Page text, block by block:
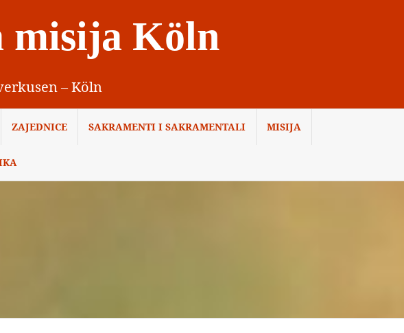
misija Köln
– Köln
ZAJEDNICE SAKRAMENTI I SAKRAMENTALI MISIJA